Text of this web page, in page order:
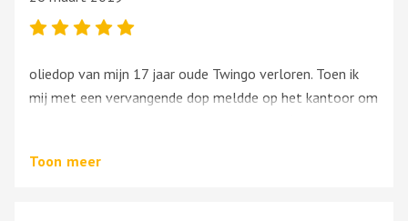
oliedop van mijn 17 jaar oude Twingo verloren. Toen ik
mij met een vervangende dop meldde op het kantoor om
Klantvriendelijkhed ten top, 5 sterren!
Toon meer